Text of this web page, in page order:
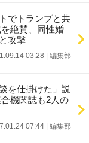
でトランプと共
絶賛、同性婚
攻撃
03:28 編集部
を仕掛けた」説
機関誌も2人の
07:44 編集部